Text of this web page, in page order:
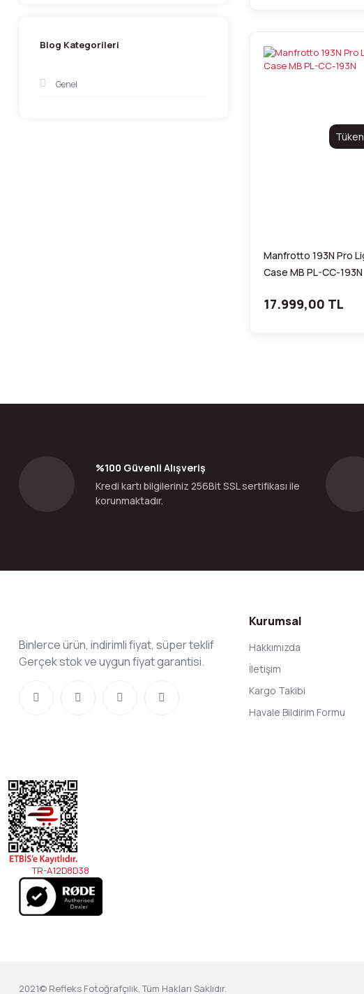
Blog Kategorileri
Genel
Manfrotto 193N Pro
Case MB PL-CC-193N
17.999,00 TL
%100 Güvenli Alışveriş
Kredi kartı bilgileriniz 256Bit SSL sertifikası ile
korunmaktadır.
Binlerce ürün, indirimli fiyat, süper teklif
Gerçek stok ve uygun fiyat garantisi.
Kurumsal
Hakkımızda
İletişim
Kargo Takibi
Havale Bildirim Formu
TR-A12D8D38
2021© Refleks Fotoğrafçılık, Tüm Hakları Saklıdır.